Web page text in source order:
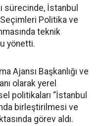
sürecinde, İstanbul
Politika ve
teknik
yönetti.
Ajansı Başkanlığı ve
olarak yerel
politikaları “İstanbul
birleştirilmesi ve
görev aldı.